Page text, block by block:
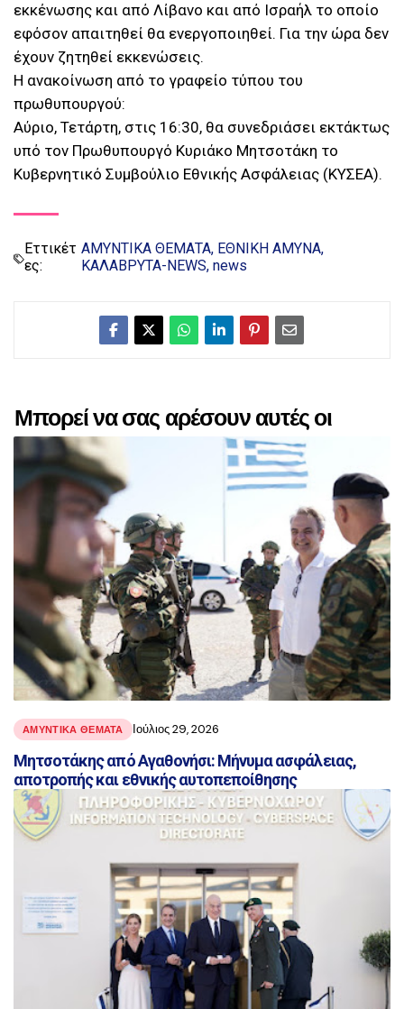
εκκένωσης και από Λίβανο και από Ισραήλ το οποίο
εφόσον απαιτηθεί θα ενεργοποιηθεί. Για την ώρα δεν
έχουν ζητηθεί εκκενώσεις.
Η ανακοίνωση από το γραφείο τύπου του
πρωθυπουργού:
Αύριο, Τετάρτη, στις 16:30, θα συνεδριάσει εκτάκτως
υπό τον Πρωθυπουργό Κυριάκο Μητσοτάκη το
Κυβερνητικό Συμβούλιο Εθνικής Ασφάλειας (ΚΥΣΕΑ).
Εττικέτ
ες:
ΑΜΥΝΤΙΚΑ ΘΕΜΑΤΑ ΕΘΝΙΚΗ ΑΜΥΝΑ
ΚΑΛΑΒΡΥΤΑ-NEWS news
Μπορεί να σας αρέσουν αυτές οι
αναρτήσεις
ΑΜΥΝΤΙΚΑ ΘΕΜΑΤΑ Ιούλιος 29, 2026
Μητσοτάκης από Αγαθονήσι: Μήνυμα ασφάλειας,
αποτροπής και εθνικής αυτοπεποίθησης